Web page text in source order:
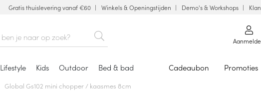
Gratis thuislevering vanaf €60 Winkels & Openingstijden Demo's & Workshops
Lifestyle Kids Outdoor Bed & bad Cadeaubon Promoties
Global Gs102 mini chopper / kaasmes 8cm